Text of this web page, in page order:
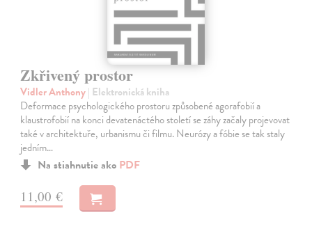
Zkřivený prostor
Vidler Anthony| Elektronická kniha
Deformace psychologického prostoru způsobené agorafobií a
klaustrofobií na konci devatenáctého století se záhy začaly projevovat
také v architektuře, urbanismu či filmu. Neurózy a fóbie se tak staly
jedním…
Na stiahnutie ako PDF
11,00 €